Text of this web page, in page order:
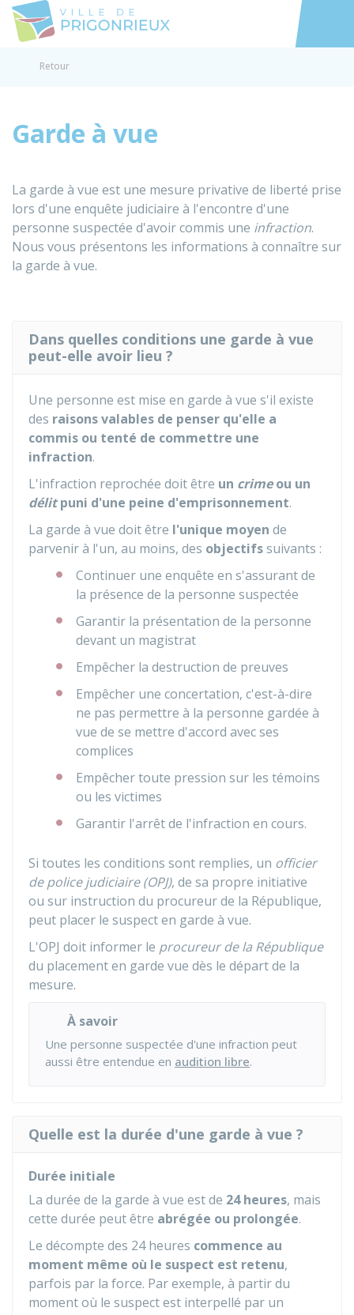
Accéder
Retour
Garde à vue
La garde à vue est une mesure privative de liberté prise
lors d'une enquête judiciaire à l'encontre d'une
personne suspectée d'avoir commis une infraction.
Nous vous présentons les informations à connaître sur
la garde à vue.
Dans quelles conditions une garde à vue
peut-elle avoir lieu ?
Une personne est mise en garde à vue s'il existe
des raisons valables de penser qu'elle a
commis ou tenté de commettre une
infraction.
L'infraction reprochée doit être un crimeou un
délitpuni d'une peine d'emprisonnement.
La garde à vue doit être l'unique moyen de
parvenir à l'un, au moins, des objectifssuivants :
Continuer une enquête en s'assurant de
la présence de la personne suspectée
Garantir la présentation de la personne
devant un magistrat
Empêcher la destruction de preuves
Empêcher une concertation, c'est-à-dire
ne pas permettre à la personne gardée à
vue de se mettre d'accord avec ses
complices
Empêcher toute pression sur les témoins
ou les victimes
Garantir l'arrêt de l'infraction en cours.
Si toutes les conditions sont remplies, un officier
de police judiciaire (OPJ), de sa propre initiative
ou sur instruction du procureur de la République,
peut placer le suspect en garde à vue.
L'OPJ doit informer le procureur de la République
du placement en garde vue dès le départ de la
mesure.
À savoir
Une personne suspectée d'une infraction peut
aussi être entendue en audition libre.
Quelle est la durée d'une garde à vue ?
Durée initiale
La durée de la garde à vue est de 24 heures, mais
cette durée peut être abrégée ou prolongée.
Le décompte des 24 heures commence au
moment même où le suspect est retenu,
parfois par la force. Par exemple, à partir du
moment où le suspect est interpellé par un